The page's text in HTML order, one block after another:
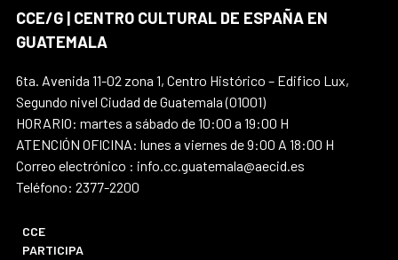
CCE/G | CENTRO CULTURAL DE ESPAÑA EN
GUATEMALA
6ta. Avenida 11-02 zona 1, Centro Histórico – Edifico Lux,
Segundo nivel Ciudad de Guatemala (01001)
HORARIO: martes a sábado de 10:00 a 19:00 H
ATENCIÓN OFICINA: lunes a viernes de 9:00 A 18:00 H
Correo electrónico : info.cc.guatemala@aecid.es
Teléfono: 2377-2200
CCE
PARTICIPA